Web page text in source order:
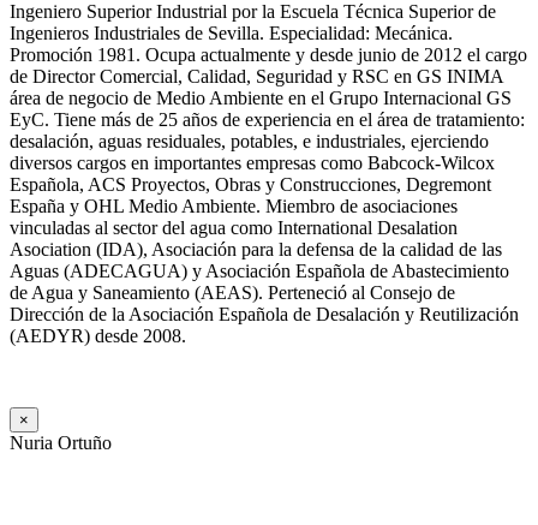
Ingeniero Superior Industrial por la Escuela Técnica Superior de
Ingenieros Industriales de Sevilla. Especialidad: Mecánica.
Promoción 1981. Ocupa actualmente y desde junio de 2012 el cargo
de Director Comercial, Calidad, Seguridad y RSC en GS INIMA
área de negocio de Medio Ambiente en el Grupo Internacional GS
EyC. Tiene más de 25 años de experiencia en el área de tratamiento:
desalación, aguas residuales, potables, e industriales, ejerciendo
diversos cargos en importantes empresas como Babcock-Wilcox
Española, ACS Proyectos, Obras y Construcciones, Degremont
España y OHL Medio Ambiente. Miembro de asociaciones
vinculadas al sector del agua como International Desalation
Asociation (IDA), Asociación para la defensa de la calidad de las
Aguas (ADECAGUA) y Asociación Española de Abastecimiento
de Agua y Saneamiento (AEAS). Perteneció al Consejo de
Dirección de la Asociación Española de Desalación y Reutilización
(AEDYR) desde 2008.
×
Nuria Ortuño